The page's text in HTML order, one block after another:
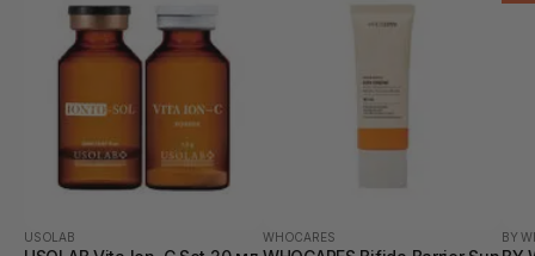
USOLAB WHOCARES BY